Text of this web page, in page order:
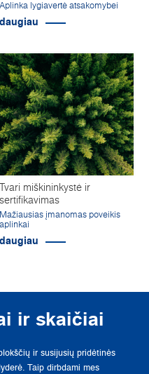
Aplinka lygiavertė atsakomybei
daugiau
Tvari miškininkystė ir
sertifikavimas
Mažiausias įmanomas poveikis
aplinkai
daugiau
ir skaičiai
ir susijusių pridėtinės
Taip dirbdami mes